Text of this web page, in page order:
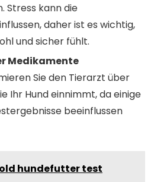
Stress kann die
daher ist es wichtig,
und sicher fühlt.
Medikamente
Sie den Tierarzt über
Ihr Hund einnimmt, da einige
beeinflussen
hundefutter test